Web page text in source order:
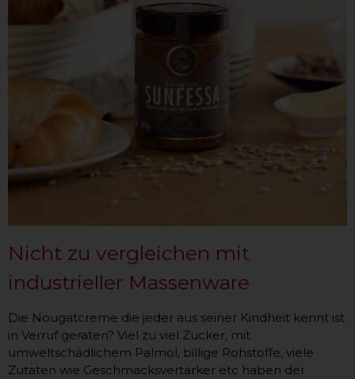
Nicht zu vergleichen mit
industrieller Massenware
Die Nougatcreme die jeder aus seiner Kindheit kennt ist
in Verruf geraten? Viel zu viel Zucker, mit
umweltschädlichem Palmöl, billige Rohstoffe, viele
Zutaten wie Geschmacksvertärker etc haben der